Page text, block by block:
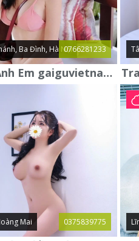
Ba Đình, Hà Nội0766281233
Giới Thiệu Anh Em gaiguvietnam.com Em Gái Gọi Cao Cấp Mới
Mai 0375839775